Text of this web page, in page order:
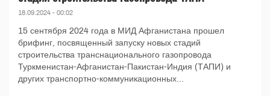
18.09.2024 - 00:02
15 сентября 2024 года в МИД Афганистана прошел
брифинг, посвященный запуску новых стадий
строительства транснационального газопровода
Туркменистан-Афганистан-Пакистан-Индия (ТАПИ) и
других транспортно-коммуникационных...